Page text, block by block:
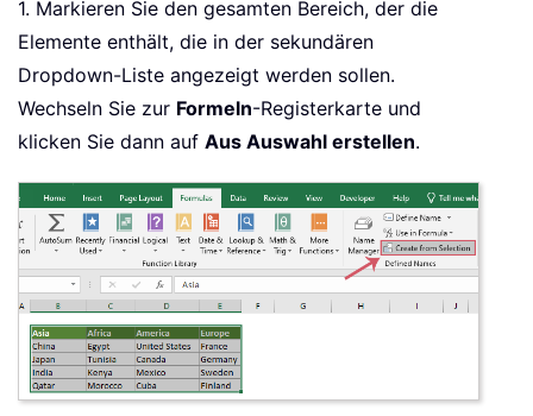
1. Markieren Sie den gesamten Bereich, der die
Elemente enthält, die in der sekundären
Dropdown-Liste angezeigt werden sollen.
Wechseln Sie zur Formeln-Registerkarte und
klicken Sie dann auf Aus Auswahl erstellen.